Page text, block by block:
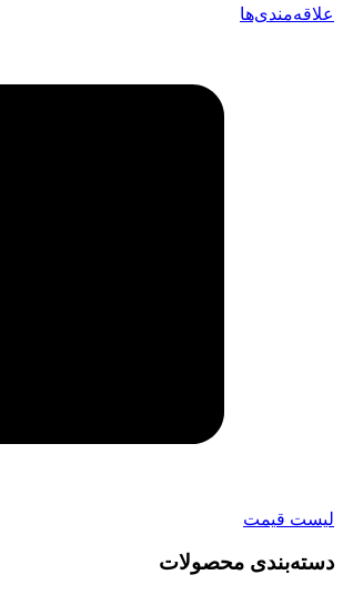
علاقه‌مندی‌ها
لیست قیمت
دسته‌بندی محصولات